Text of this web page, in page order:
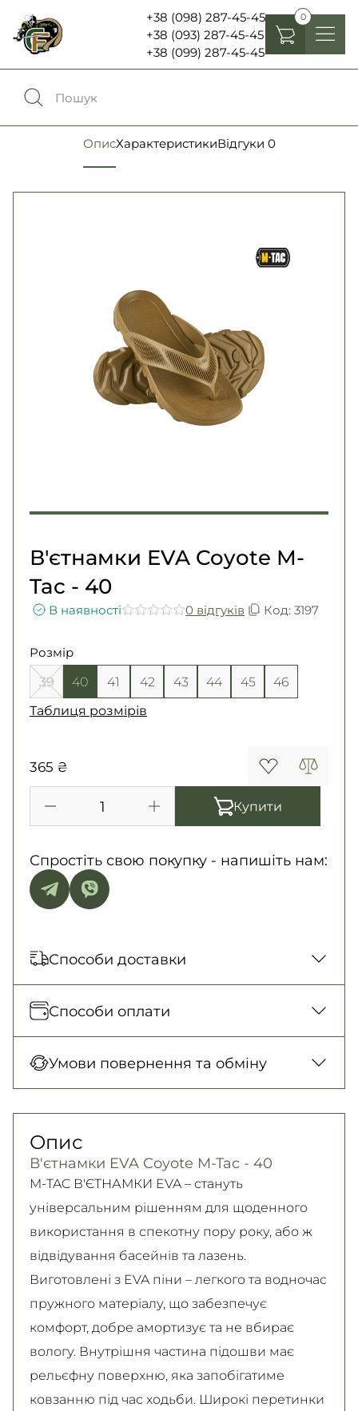
+38 (098) 287-45-45
+38 (093) 287-45-45
+38 (099) 287-45-45
0
Порівняння0
Обране0
UA
Каталог
Повернення та обмін
Ліхтарі , біноклі та елементи живлення
Ножі та мультитули
Шеврони, патчі та нашивки
Фурнітура
ОписХарактеристикиВідгуки 0
В'єтнамки EVA Coyote M-
Tac - 40
В наявності 0 вiдгукiв Код: 3197
Розмір
39 40 41 42 43 44 45
46
Таблиця розмірів
365 ₴
Купити
Спростіть свою покупку - напишіть нам:
Способи доставки
Відправка кожного дня. Післяплата тільки
на замовлення від 500 грн
150 грн. / 1-2 дні
300 грн. / 1-2 дні
Самовивіз
Безкоштовно
Детальніше
Способи оплати
карткою у відділенні, Безготівковими для
Детальніше
Умови повернення та обміну
Детально про умови повернення та обміну
читайте насторінці
Опис
В'єтнамки EVA Coyote M-Tac - 40
M-TAC В'ЄТНАМКИ EVA – стануть
універсальним рішенням для щоденного
використання в спекотну пору року, або ж
відвідування басейнів та лазень.
Виготовлені з EVA піни – легкого та водночас
пружного матеріалу, що забезпечує
комфорт, добре амортизує та не вбирає
вологу. Внутрішня частина підошви має
рельєфну поверхню, яка запобігатиме
ковзанню під час ходьби. Широкі перетинки